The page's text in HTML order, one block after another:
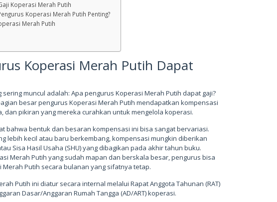
Koperasi Merah Putih
Koperasi Merah Putih Penting?
Merah Putih
Koperasi Merah Putih Dapat
muncul adalah: Apa pengurus Koperasi Merah Putih dapat gaji?
besar pengurus Koperasi Merah Putih mendapatkan kompensasi
dan pikiran yang mereka curahkan untuk mengelola koperasi.
bahwa bentuk dan besaran kompensasi ini bisa sangat bervariasi.
lebih kecil atau baru berkembang, kompensasi mungkin diberikan
Sisa Hasil Usaha (SHU) yang dibagikan pada akhir tahun buku.
Merah Putih yang sudah mapan dan berskala besar, pengurus bisa
Putih secara bulanan yang sifatnya tetap.
Putih ini diatur secara internal melalui Rapat Anggota Tahunan (RAT)
Dasar/Anggaran Rumah Tangga (AD/ART) koperasi.